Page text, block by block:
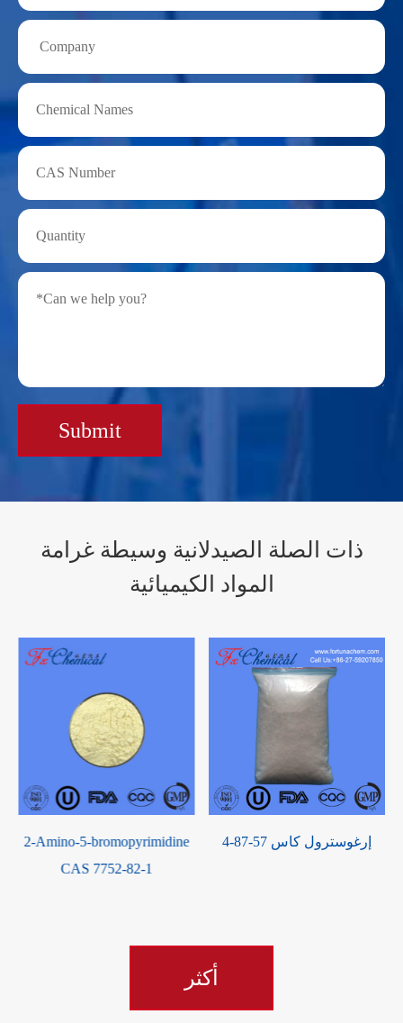
Submit
ذات الصلة الصيدلانية وسيطة غرامة
المواد الكيميائية
إرغوسترول كاس 57-87-4
N ، N-dimethylبروبيوناميد
أكثر